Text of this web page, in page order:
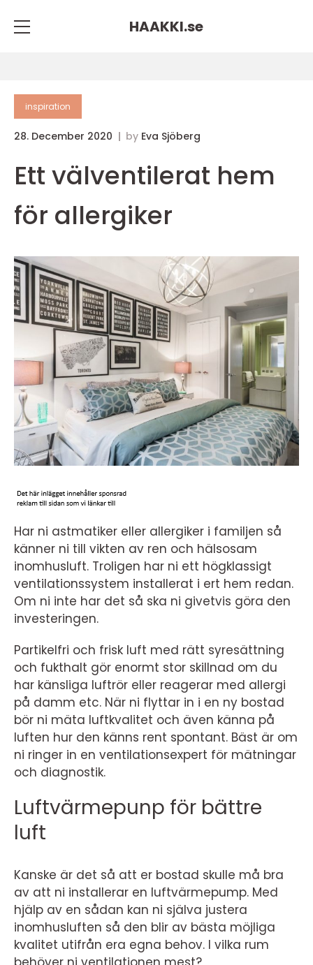
HAAKKI.se
inspiration
28. December 2020 by Eva Sjöberg
Ett välventilerat hem
för allergiker
Har ni astmatiker eller allergiker i familjen så
känner ni till vikten av ren och hälsosam
inomhusluft. Troligen har ni ett högklassigt
ventilationssystem installerat i ert hem redan.
Om ni inte har det så ska ni givetvis göra den
investeringen.
Partikelfri och frisk luft med rätt syresättning
och fukthalt gör enormt stor skillnad om du
har känsliga luftrör eller reagerar med allergi
på damm etc. När ni flyttar in i en ny bostad
bör ni mäta luftkvalitet och även känna på
luften hur den känns rent spontant. Bäst är om
ni ringer in en ventilationsexpert för mätningar
och diagnostik.
Luftvärmepunp för bättre
luft
Kanske är det så att er bostad skulle må bra
av att ni installerar en luftvärmepump. Med
hjälp av en sådan kan ni själva justera
inomhusluften så den blir av bästa möjliga
kvalitet utifrån era egna behov. I vilka rum